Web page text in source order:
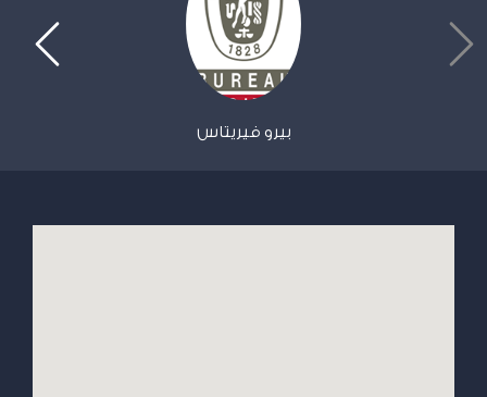
ﺑﻴﺮو ﻓﻴﺮﻳﺘﺎس